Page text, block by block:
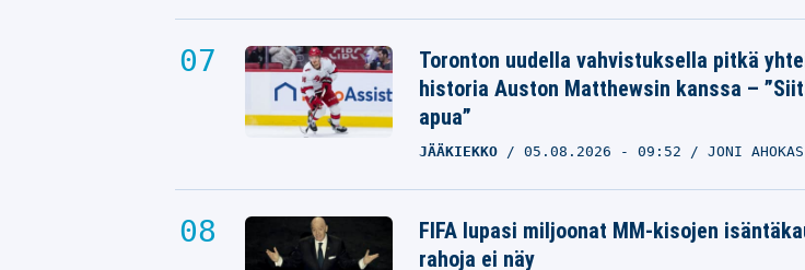
Toronton uudella vahvistuksella pitkä
historia Auston Matthewsin kanssa –
apua”
JÄÄKIEKKO 05.08.2026 - 09:52 JONI AHOKAS
FIFA lupasi miljoonat MM-kisojen
rahoja ei näy